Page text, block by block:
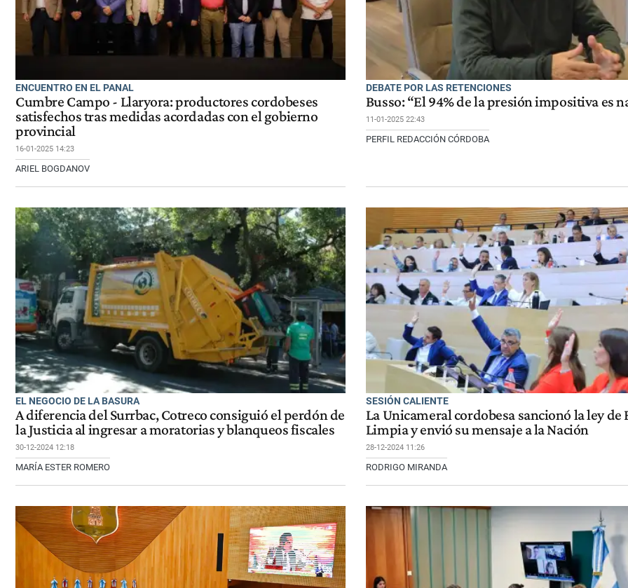
ENCUENTRO EN EL PANAL
Cumbre Campo - Llaryora: productores cordobeses
satisfechos tras medidas acordadas con el gobierno
provincial
16-01-2025 14:23
ARIEL BOGDANOV
DEBATE POR LAS RETENCIONES
Busso: “El 94% de la presión impositiva es
11-01-2025 22:43
PERFIL REDACCIÓN CÓRDOBA
EL NEGOCIO DE LA BASURA
A diferencia del Surrbac, Cotreco consiguió el perdón de
la Justicia al ingresar a moratorias y blanqueos fiscales
30-12-2024 12:18
MARÍA ESTER ROMERO
SESIÓN CALIENTE
La Unicameral cordobesa sancionó la ley de
Limpia y envió su mensaje a la Nación
28-12-2024 11:26
RODRIGO MIRANDA